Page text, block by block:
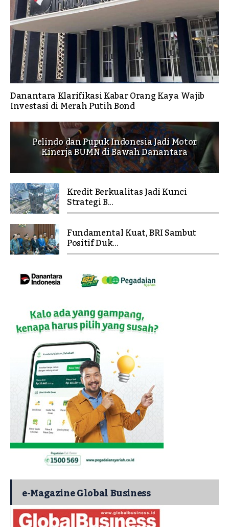
Danantara Klarifikasi Kabar Orang Kaya Wajib
Investasi di Merah Putih Bond
Pelindo dan Pupuk Indonesia Jadi Motor
Kinerja BUMN di Bawah Danantara
Kredit Berkualitas Jadi Kunci
Strategi B...
Fundamental Kuat, BRI Sambut
Positif Duk...
e-Magazine Global Business